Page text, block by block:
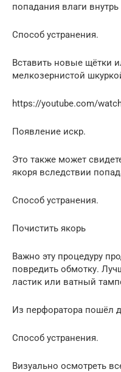
попадания влаги
Способ устранения.
Вставить новые щётки
мелкозернистой
https://youtube.com/
Появление искр.
Это также может
якоря вследствии
Способ устранения.
Почистить якорь
Важно эту процедуру
повредить обмотку.
ластик или ватный
Из перфоратора пошёл
Способ устранения.
Визуально осмотреть